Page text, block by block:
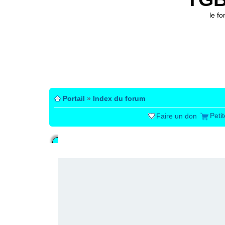
le
Portail » Index du forum
Faire un don